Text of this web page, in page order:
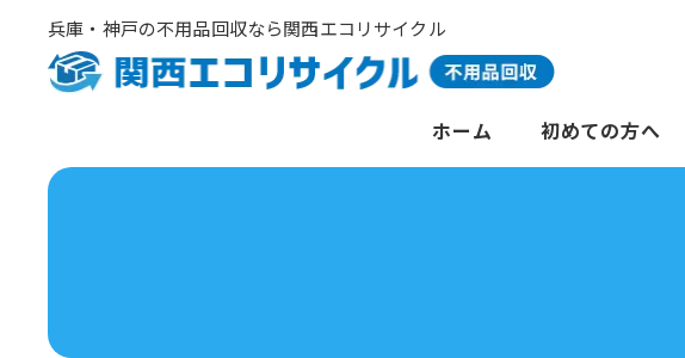
兵庫・神戸の不用品回収なら関西エコリサイクル
ホーム 初めての方へ